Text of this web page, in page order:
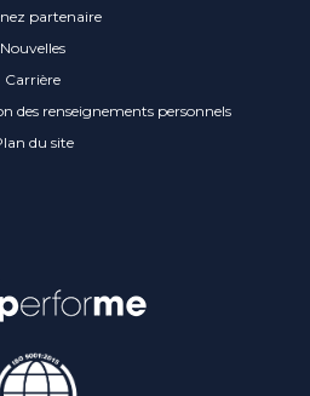
partenaire
Nouvelles
Carrière
des renseignements personnels
du site